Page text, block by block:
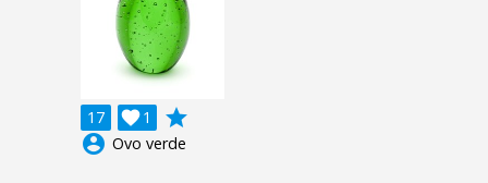
17 1

grade
account_circle Ovo verde